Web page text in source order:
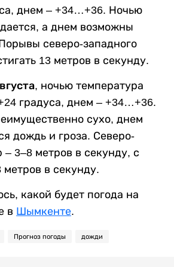
днем – +34…+36. Ночью
а днем возможны
северо-западного
13 метров в секунду.
ночью температура
градуса, днем – +34…+36.
сухо, днем
дождь и гроза. Северо-
3–8 метров в секунду, с
в секунду.
какой будет погода на
в Шымкенте.
Прогноз погоды дожди